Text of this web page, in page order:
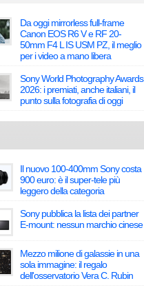
Da oggi mirrorless full-frame
Canon EOS R6 V e RF 20-
50mm F4 L IS USM PZ, il meglio
per i video a mano libera
Sony World Photography Awards
2026: i premiati, anche italiani, il
punto sulla fotografia di oggi
Il nuovo 100-400mm Sony costa
900 euro: è il super-tele più
leggero della categoria
Sony pubblica la lista dei partner
E-mount: nessun marchio cinese
Mezzo milione di galassie in una
sola immagine: il regalo
dell'osservatorio Vera C. Rubin